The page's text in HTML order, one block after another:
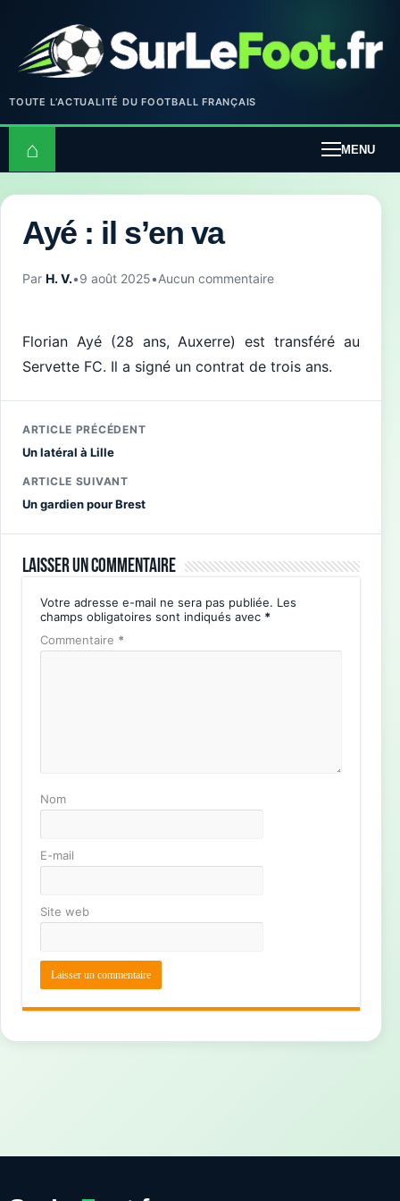
TOUTE L’ACTUALITÉ DU FOOTBALL FRANÇAIS
⌂ MENU
Ayé : il s’en va
Par H. V.•9 août 2025•Aucun commentaire
Florian Ayé (28 ans, Auxerre) est transféré au
Servette FC. Il a signé un contrat de trois ans.
ARTICLE PRÉCÉDENT
Un latéral à Lille
ARTICLE SUIVANT
Un gardien pour Brest
Laisser un commentaire
Votre adresse e-mail ne sera pas publiée. Les
champs obligatoires sont indiqués avec *
Commentaire *
Nom
E-mail
Site web